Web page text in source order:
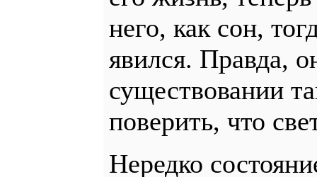
него, как сон,
явился. Правда,
существовании
поверить, что
Нередко